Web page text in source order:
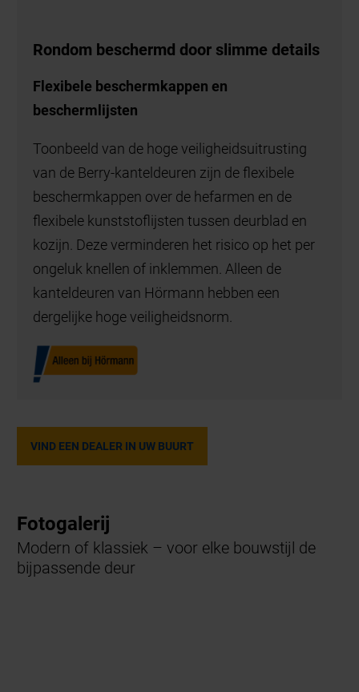
Rondom beschermd door slimme details
Flexibele beschermkappen en
beschermlijsten
Toonbeeld van de hoge veiligheidsuitrusting
van de Berry-kanteldeuren zijn de flexibele
beschermkappen over de hefarmen en de
flexibele kunststoflijsten tussen deurblad en
kozijn. Deze verminderen het risico op het per
ongeluk knellen of inklemmen. Alleen de
kanteldeuren van Hörmann hebben een
dergelijke hoge veiligheidsnorm.
VIND EEN DEALER IN UW BUURT
Fotogalerij
Modern of klassiek – voor elke bouwstijl de
bijpassende deur